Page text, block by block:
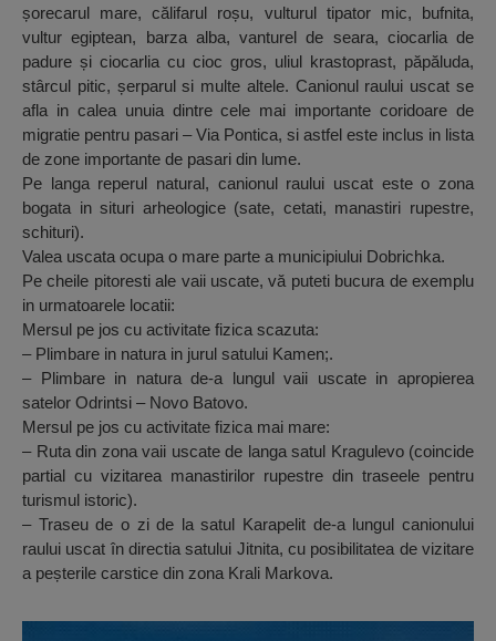
șorecarul mare, călifarul roșu, vulturul tipator mic, bufnita,
vultur egiptean, barza alba, vanturel de seara, ciocarlia de
padure și ciocarlia cu cioc gros, uliul krastoprast, păpăluda,
stârcul pitic, șerparul si multe altele. Canionul raului uscat se
afla in calea unuia dintre cele mai importante coridoare de
migratie pentru pasari – Via Pontica, si astfel este inclus in lista
de zone importante de pasari din lume.
Pe langa reperul natural, canionul raului uscat este o zona
bogata in situri arheologice (sate, cetati, manastiri rupestre,
schituri).
Valea uscata ocupa o mare parte a municipiului Dobrichka.
Pe cheile pitoresti ale vaii uscate, vă puteti bucura de exemplu
in urmatoarele locatii:
Mersul pe jos cu activitate fizica scazuta:
– Plimbare in natura in jurul satului Kamen;.
– Plimbare in natura de-a lungul vaii uscate in apropierea
satelor Odrintsi – Novo Batovo.
Mersul pe jos cu activitate fizica mai mare:
– Ruta din zona vaii uscate de langa satul Kragulevo (coincide
partial cu vizitarea manastirilor rupestre din traseele pentru
turismul istoric).
– Traseu de o zi de la satul Karapelit de-a lungul canionului
raului uscat în directia satului Jitnita, cu posibilitatea de vizitare
a peșterile carstice din zona Krali Markova.